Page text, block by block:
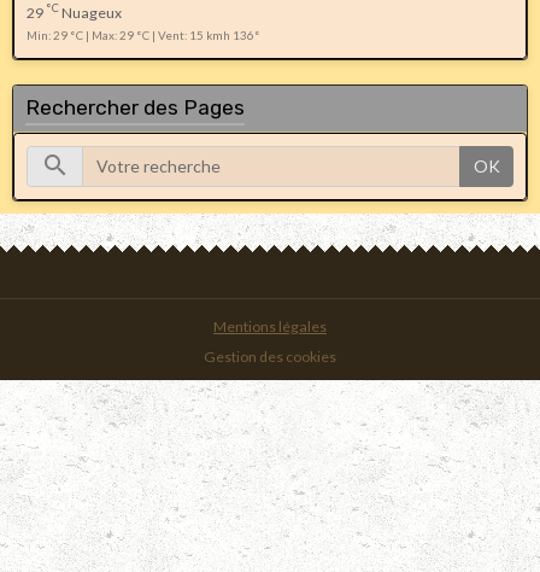
29 °CNuageux
Min: 29 °C | Max: 29 °C | Vent: 15 kmh 136°
Rechercher des Pages
OK
Mentions légales
Gestion des cookies